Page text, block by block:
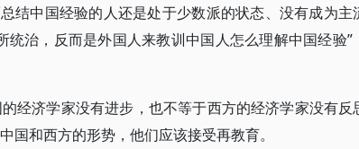
结中国经验的人还是处于少数派的状态、没有成为主
统治，反而是外国人来教训中国人怎么理解中国经验”
经济学家没有进步，也不等于西方的经济学家没有反
国和西方的形势，他们应该接受再教育。